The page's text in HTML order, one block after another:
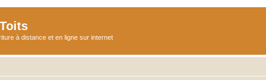
à distance et en ligne sur internet